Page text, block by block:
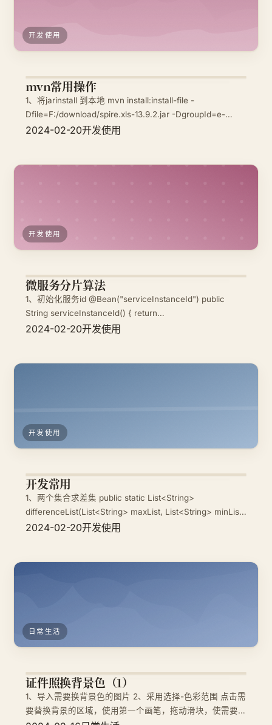
开发使用
mvn常用操作
1、将jarinstall 到本地 mvn install:install-file -
Dfile=F:/download/spire.xls-13.9.2.jar -DgroupId=e-
iceblue -DartifactId=spire.xls -Dversion=13.9
2024-02-20开发使用
开发使用
微服务分片算法
1、初始化服务id @Bean("serviceInstanceId") public
String serviceInstanceId() { return
UUID.randomUUID().toString() ; } 2、编写分片逻辑
2024-02-20开发使用
开发使用
开发常用
1、两个集合求差集 public static List<String>
differenceList(List<String> maxList, List<String> minList)
{ // 大集合用LinkedList LinkedList<String> linke
2024-02-20开发使用
日常生活
证件照换背景色（1）
1、导入需要换背景色的图片 2、采用选择-色彩范围 点击需
要替换背景的区域，使用第一个画笔，拖动滑块，使需要换